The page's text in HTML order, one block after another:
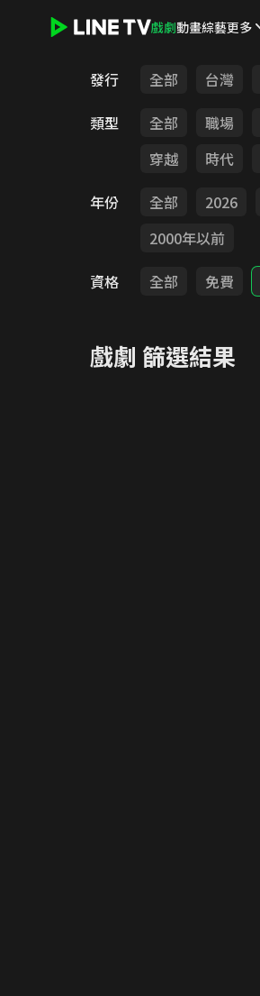
戲劇動畫綜藝更多
發行 全部 台灣
類型
全部 職場
穿越
時代
年份
全部 2026
2000年以前
資格
全部 免費
戲劇 篩選結果